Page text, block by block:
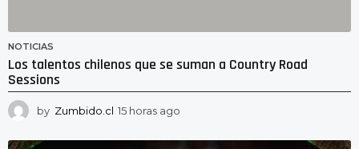
NOTICIAS
Los talentos chilenos que se suman a Country Road
Sessions
by Zumbido.cl 15 horas ago
h